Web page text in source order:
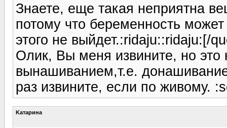
Знаете, еще такая неприятна
потому что беременность может
этого не выйдет.:ridaju::ridaju:[/
Олик, Вы меня извините, но
вынашиванием,т.е.
раз извините, если по живому.
Kатарина